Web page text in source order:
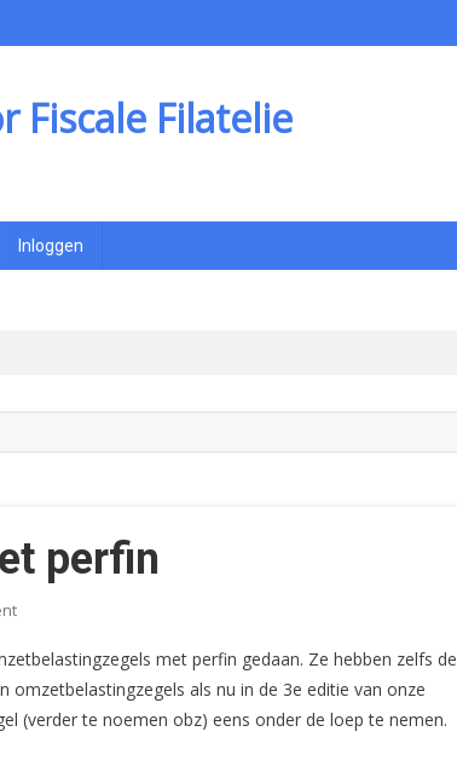
Fiscale Filatelie
Inloggen
perfin
On
Met
Perfin
met perfin gedaan. Ze hebben zelfs de
omzetbelastingzegels als nu in de 3e editie van onze
(verder te noemen obz) eens onder de loep te nemen.